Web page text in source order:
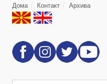
Дома Контакт Архива